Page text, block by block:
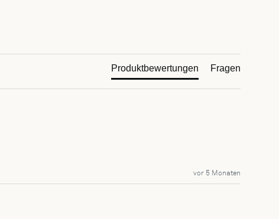
Produktbewertungen Fragen
vor 5 Monaten